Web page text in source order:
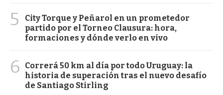
5
City Torque y Peñarol en un prometedor
partido por el Torneo Clausura: hora,
formaciones y dónde verlo en vivo
6
Correrá 50 km al día por todo Uruguay: la
historia de superación tras el nuevo desafío
de Santiago Stirling